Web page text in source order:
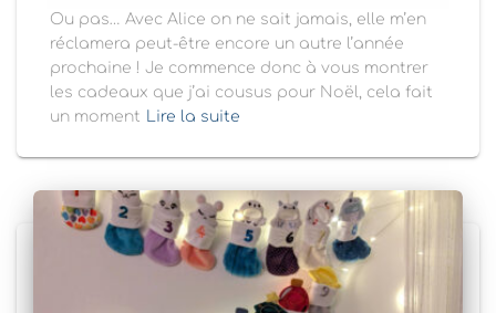
Ou pas… Avec Alice on ne sait jamais, elle m’en
réclamera peut-être encore un autre l’année
prochaine ! Je commence donc à vous montrer
les cadeaux que j’ai cousus pour Noël, cela fait
un moment
Lire la suite